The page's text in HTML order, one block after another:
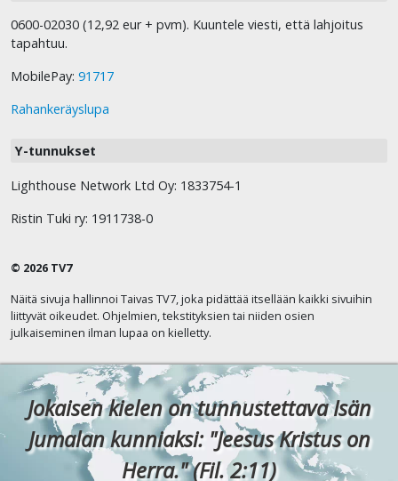
0600-02030 (12,92 eur + pvm). Kuuntele viesti, että lahjoitus
tapahtuu.
MobilePay: 91717
Rahankeräyslupa
Y-tunnukset
Lighthouse Network Ltd Oy: 1833754-1
Ristin Tuki ry: 1911738-0
© 2026 TV7
Näitä sivuja hallinnoi Taivas TV7, joka pidättää itsellään kaikki sivuihin
liittyvät oikeudet. Ohjelmien, tekstityksien tai niiden osien
julkaiseminen ilman lupaa on kielletty.
Jokaisen kielen on tunnustettava Isän
Jumalan kunniaksi: "Jeesus Kristus on
Herra." (Fil. 2:11)